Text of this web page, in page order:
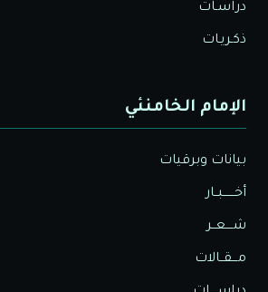
دراسـات
ذكـريـات
الإمام الخامنئي
بيانات وبرقيات
أخــــــبــار
شــــعــر
مـــقــالات